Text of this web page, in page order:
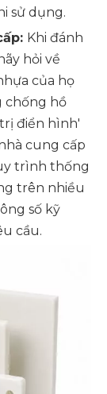
sử dụng.
Khi đánh
hỏi về
của họ
chống hồ
điển hình'
cung cấp
trình thống
trên nhiều
số kỹ
cầu.